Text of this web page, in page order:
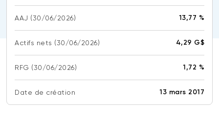
FNB durables
SOLUTIONS DE PORTEFEUILLE
Liste des solutions de portefeuille BNI
Portefeuilles FNB BNI
Portefeuilles Méritage
Portefeuilles durables BNI
Vote par procuration
Déclaration de principes sur les conflits
d’intérêts (PDF)
AAJ (30/06/2026) 13,77 %
Actifs nets (30/06/2026) 4,29 G$
RFG (30/06/2026) 1,72 %
Date de création 13 mars 2017